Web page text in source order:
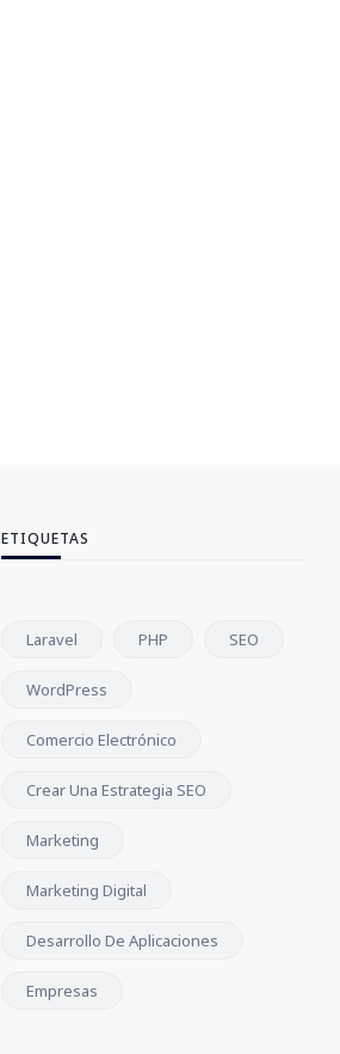
ETIQUETAS
Laravel PHP SEO
WordPress
Comercio Electrónico
Crear Una Estrategia SEO
Marketing
Marketing Digital
Desarrollo De Aplicaciones
Empresas